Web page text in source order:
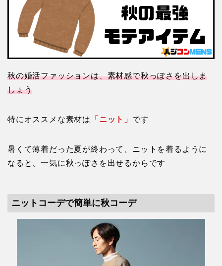
秋の婚活ファッションは、素材感で秋っぽさを出しま
しょう
特にオススメな素材は 「ニット」 です
暑くて薄着だった夏が終わって、ニットを着るように
なると、一気に秋っぽさを出せるからです
ニットコーデで簡単に秋コーデ